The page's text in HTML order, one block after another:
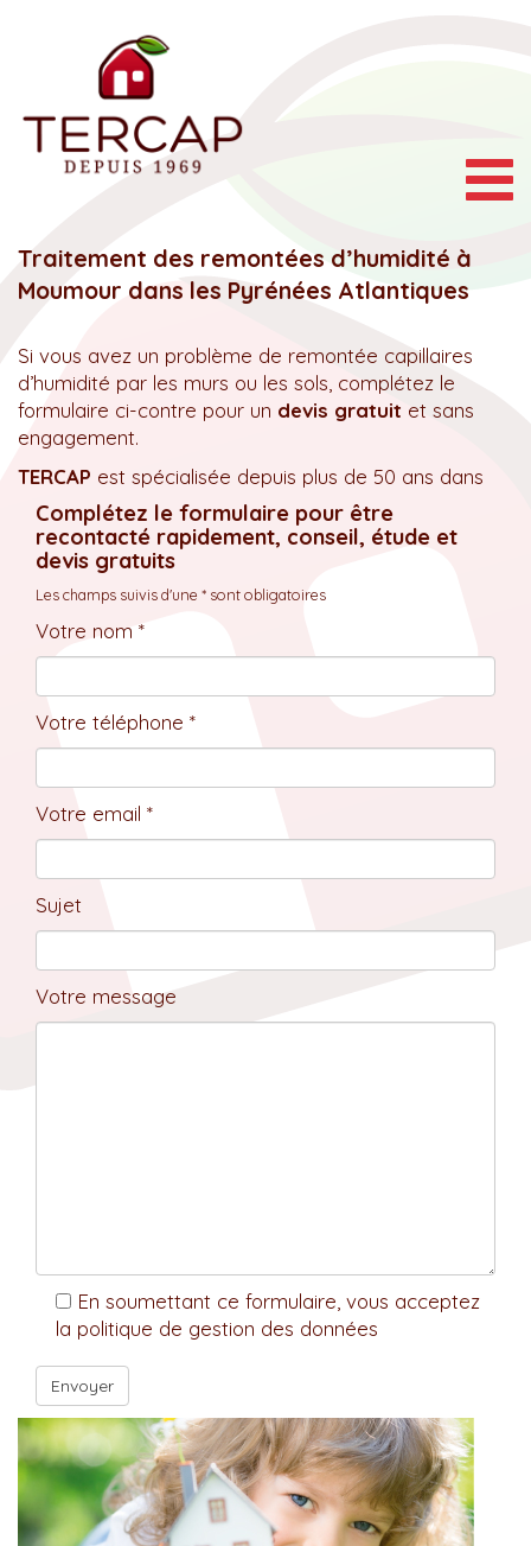
Traitement des remontées d’humidité à
Moumour dans les Pyrénées Atlantiques
Si vous avez un problème de remontée capillaires
d’humidité par les murs ou les sols, complétez le
formulaire ci-contre pour un devis gratuit et sans
engagement.
TERCAP est spécialisée depuis plus de 50 ans dans
Complétez le formulaire pour être
recontacté rapidement, conseil, étude et
devis gratuits
Les champs suivis d'une * sont obligatoires
Votre nom *
Votre téléphone *
Votre email *
Sujet
Votre message
En soumettant ce formulaire, vous acceptez
la politique de gestion des données